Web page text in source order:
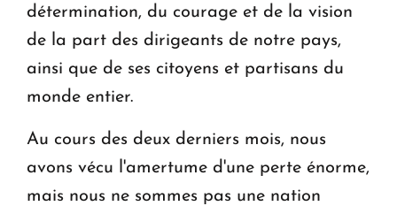
détermination, du courage et de la vision
de la part des dirigeants de notre pays,
ainsi que de ses citoyens et partisans du
monde entier.
Au cours des deux derniers mois, nous
avons vécu l'amertume d'une perte énorme,
mais nous ne sommes pas une nation